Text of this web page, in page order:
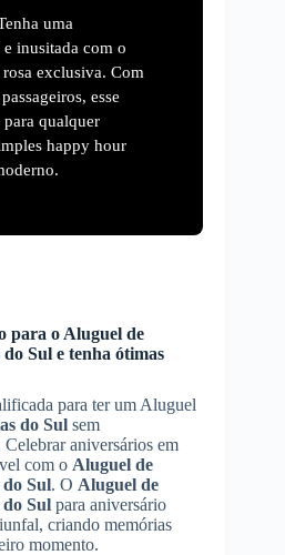
uma
inusitada com o
exclusiva. Com
esse
qualquer
happy hour
para o Aluguel de
do Sul e tenha ótimas
para ter um Aluguel
do Sul sem
aniversários em
com o Aluguel de
Sul. O Aluguel de
Sul para aniversário
criando memórias
momento.